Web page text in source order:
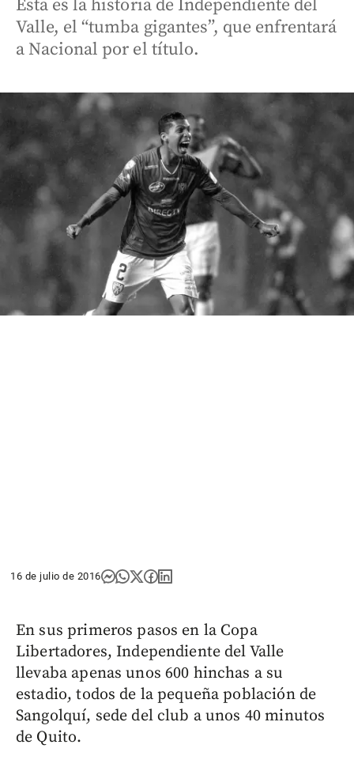
Esta es la historia de Independiente del
Valle, el “tumba gigantes”, que enfrentará
a Nacional por el título.
16 de julio de 2016
En sus primeros pasos en la Copa
Libertadores, Independiente del Valle
llevaba apenas unos 600 hinchas a su
estadio, todos de la pequeña población de
Sangolquí, sede del club a unos 40 minutos
de Quito.